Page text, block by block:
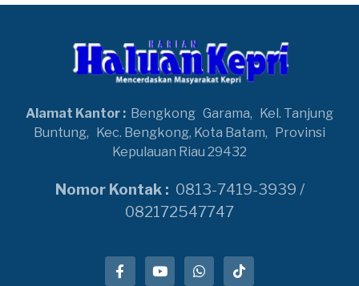
Alamat Kantor : Bengkong Garama, Kel. Tanjung
Buntung, Kec. Bengkong, Kota Batam, Provinsi
Kepulauan Riau 29432
Nomor Kontak : 0813-7419-3939 /
082172547747